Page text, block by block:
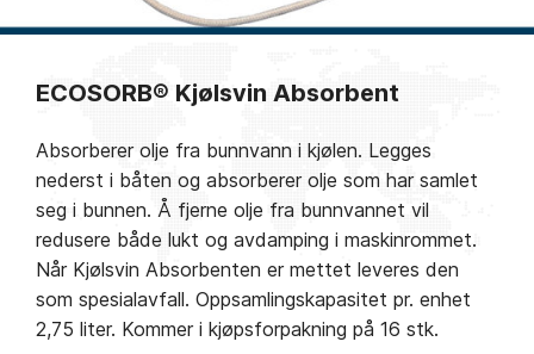
ECOSORB® Kjølsvin Absorbent
Absorberer olje fra bunnvann i kjølen. Legges
nederst i båten og absorberer olje som har samlet
seg i bunnen. Å fjerne olje fra bunnvannet vil
redusere både lukt og avdamping i maskinrommet.
Når Kjølsvin Absorbenten er mettet leveres den
som spesialavfall. Oppsamlingskapasitet pr. enhet
2,75 liter. Kommer i kjøpsforpakning på 16 stk.